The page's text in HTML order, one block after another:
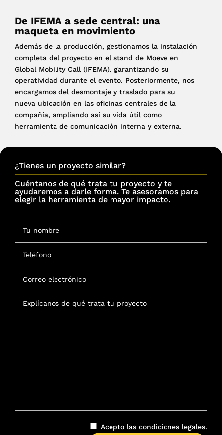
De IFEMA a sede central: una
maqueta en movimiento
Además de la producción, gestionamos la instalación
completa del proyecto en el stand de Moeve en
Global Mobility Call (IFEMA), garantizando su
operatividad durante el evento. Posteriormente, nos
encargamos del desmontaje y traslado para su
nueva ubicación en las oficinas centrales de la
compañía, ampliando así su vida útil como
herramienta de comunicación interna y externa.
¿Tienes un proyecto similar?
Cuéntanos de qué trata tu proyecto y te
ayudaremos a darle forma. Te asesoramos para
elegir la herramienta de mayor impacto.
Acepto las condiciones legales.